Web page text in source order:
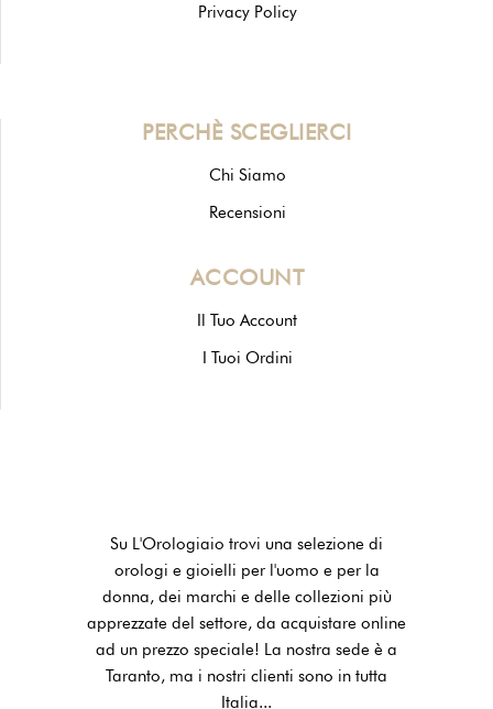
Privacy Policy
PERCHÈ SCEGLIERCI
Chi Siamo
Recensioni
ACCOUNT
Il Tuo Account
I Tuoi Ordini
Su L'Orologiaio trovi una selezione di
orologi e gioielli per l'uomo e per la
donna, dei marchi e delle collezioni più
apprezzate del settore, da acquistare online
ad un prezzo speciale! La nostra sede è a
Taranto, ma i nostri clienti sono in tutta
Italia...